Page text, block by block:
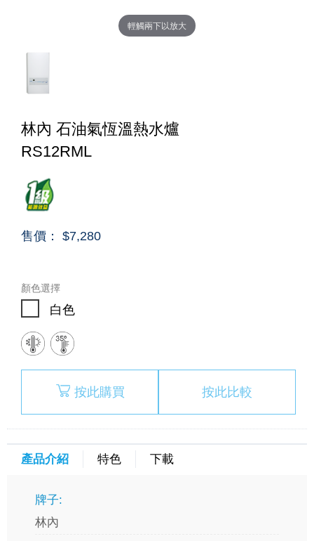
輕觸兩下以放大
林內 石油氣恆溫熱水爐
RS12RML
售價： $7,280
顏色選擇
白色
按此購買 按此比較
產品介紹 特色 下載
牌子:
林內